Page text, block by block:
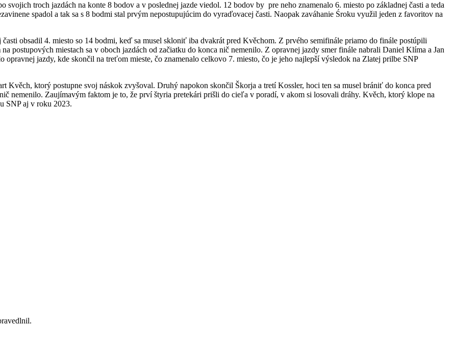
svojich troch jazdách na konte 8 bodov a v poslednej jazde viedol. 12 bodov by pre neho znamenalo 6. miesto po základnej časti a teda
spadol a tak sa s 8 bodmi stal prvým nepostupujúcim do vyraďovacej časti. Naopak zaváhanie Śroku využil jeden z favoritov na
obsadil 4. miesto so 14 bodmi, keď sa musel skloniť iba dvakrát pred Kvěchom. Z prvého semifinále priamo do finále postúpili
postupových miestach sa v oboch jazdách od začiatku do konca nič nemenilo. Z opravnej jazdy smer finále nabrali Daniel Klíma a Jan
jazdy, kde skončil na treťom mieste, čo znamenalo celkovo 7. miesto, čo je jeho najlepší výsledok na Zlatej prilbe SNP
Kvěch, ktorý postupne svoj náskok zvyšoval. Druhý napokon skončil Škorja a tretí Kossler, hoci ten sa musel brániť do konca pred
nemenilo. Zaujímavým faktom je to, že prví štyria pretekári prišli do cieľa v poradí, v akom si losovali dráhy. Kvěch, ktorý klope na
SNP aj v roku 2023.